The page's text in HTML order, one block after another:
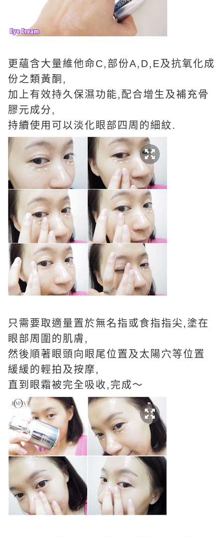
更蘊含大量維他命C,部份A,D,E及抗氧化成
份之類黃酮,
加上有效持久保濕功能,配合增生及補充骨
膠元成分,
持續使用可以淡化眼部四周的細紋.
只需要取適量置於無名指或食指指尖,塗在
眼部周圍的肌膚,
然後順著眼頭向眼尾位置及太陽穴等位置
緩緩的輕拍及按摩,
直到眼霜被完全吸收,完成～